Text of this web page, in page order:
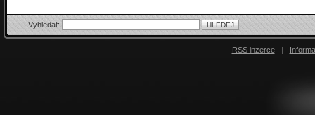
Vyhledat:
RSS inzerce |